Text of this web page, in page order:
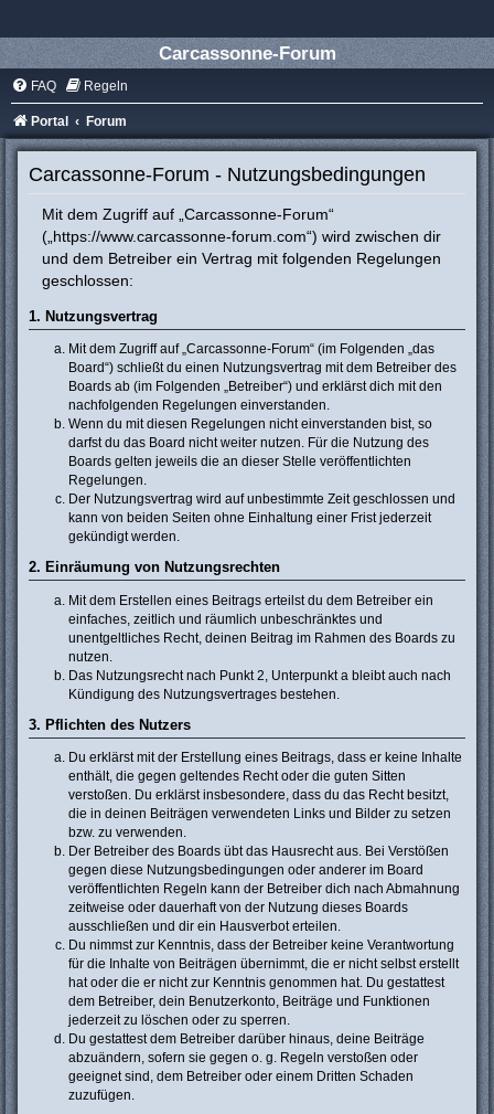
Carcassonne-Forum
FAQ Regeln
Portal Forum
Carcassonne-Forum - Nutzungsbedingungen
Mit dem Zugriff auf „Carcassonne-Forum“
(„https://www.carcassonne-forum.com“) wird zwischen dir
und dem Betreiber ein Vertrag mit folgenden Regelungen
geschlossen:
1. Nutzungsvertrag
Mit dem Zugriff auf „Carcassonne-Forum“ (im Folgenden „das
Board“) schließt du einen Nutzungsvertrag mit dem Betreiber des
Boards ab (im Folgenden „Betreiber“) und erklärst dich mit den
nachfolgenden Regelungen einverstanden.
Wenn du mit diesen Regelungen nicht einverstanden bist, so
darfst du das Board nicht weiter nutzen. Für die Nutzung des
Boards gelten jeweils die an dieser Stelle veröffentlichten
Regelungen.
Der Nutzungsvertrag wird auf unbestimmte Zeit geschlossen und
kann von beiden Seiten ohne Einhaltung einer Frist jederzeit
gekündigt werden.
2. Einräumung von Nutzungsrechten
Mit dem Erstellen eines Beitrags erteilst du dem Betreiber ein
einfaches, zeitlich und räumlich unbeschränktes und
unentgeltliches Recht, deinen Beitrag im Rahmen des Boards zu
nutzen.
Das Nutzungsrecht nach Punkt 2, Unterpunkt a bleibt auch nach
Kündigung des Nutzungsvertrages bestehen.
3. Pflichten des Nutzers
Du erklärst mit der Erstellung eines Beitrags, dass er keine Inhalte
enthält, die gegen geltendes Recht oder die guten Sitten
verstoßen. Du erklärst insbesondere, dass du das Recht besitzt,
die in deinen Beiträgen verwendeten Links und Bilder zu setzen
bzw. zu verwenden.
Der Betreiber des Boards übt das Hausrecht aus. Bei Verstößen
gegen diese Nutzungsbedingungen oder anderer im Board
veröffentlichten Regeln kann der Betreiber dich nach Abmahnung
zeitweise oder dauerhaft von der Nutzung dieses Boards
ausschließen und dir ein Hausverbot erteilen.
Du nimmst zur Kenntnis, dass der Betreiber keine Verantwortung
für die Inhalte von Beiträgen übernimmt, die er nicht selbst erstellt
hat oder die er nicht zur Kenntnis genommen hat. Du gestattest
dem Betreiber, dein Benutzerkonto, Beiträge und Funktionen
jederzeit zu löschen oder zu sperren.
Du gestattest dem Betreiber darüber hinaus, deine Beiträge
abzuändern, sofern sie gegen o. g. Regeln verstoßen oder
geeignet sind, dem Betreiber oder einem Dritten Schaden
zuzufügen.